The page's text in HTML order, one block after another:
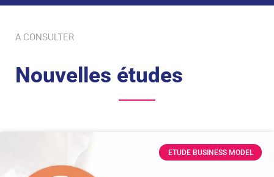
A CONSULTER
Nouvelles études
ETUDE BUSINESS MODEL